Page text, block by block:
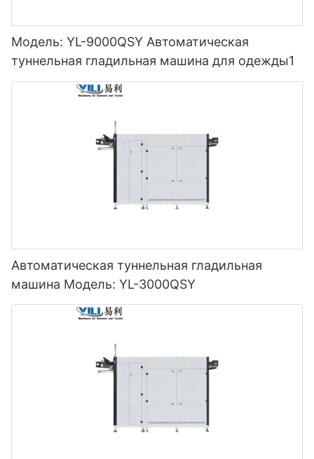
Модель: YL-9000QSY Автоматическая
туннельная гладильная машина для одежды1
Автоматическая туннельная гладильная
машина Модель: YL-3000QSY